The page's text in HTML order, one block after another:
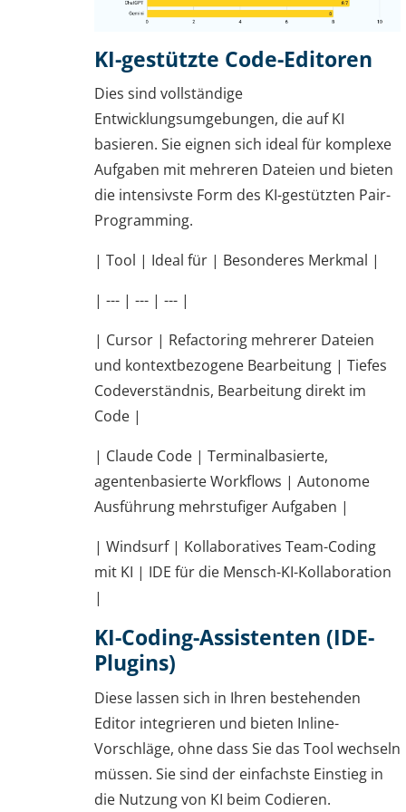
KI-gestützte Code-Editoren
Dies sind vollständige
Entwicklungsumgebungen, die auf KI
basieren. Sie eignen sich ideal für komplexe
Aufgaben mit mehreren Dateien und bieten
die intensivste Form des KI-gestützten Pair-
Programming.
| Tool | Ideal für | Besonderes Merkmal |
| --- | --- | --- |
| Cursor | Refactoring mehrerer Dateien
und kontextbezogene Bearbeitung | Tiefes
Codeverständnis, Bearbeitung direkt im
Code |
| Claude Code | Terminalbasierte,
agentenbasierte Workflows | Autonome
Ausführung mehrstufiger Aufgaben |
| Windsurf | Kollaboratives Team-Coding
mit KI | IDE für die Mensch-KI-Kollaboration
|
KI-Coding-Assistenten (IDE-
Plugins)
Diese lassen sich in Ihren bestehenden
Editor integrieren und bieten Inline-
Vorschläge, ohne dass Sie das Tool wechseln
müssen. Sie sind der einfachste Einstieg in
die Nutzung von KI beim Codieren.